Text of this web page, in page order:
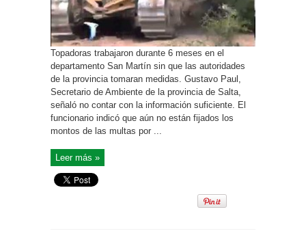
Topadoras trabajaron durante 6 meses en el
departamento San Martín sin que las autoridades
de la provincia tomaran medidas. Gustavo Paul,
Secretario de Ambiente de la provincia de Salta,
señaló no contar con la información suficiente. El
funcionario indicó que aún no están fijados los
montos de las multas por ...
Leer más »